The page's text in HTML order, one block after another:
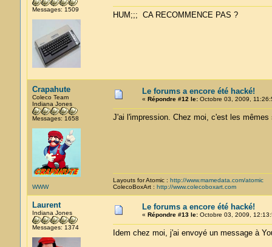
Messages: 1509
HUM;;; CA RECOMMENCE PAS ?
Crapahute
Coleco Team
Indiana Jones
Messages: 1658
WWW
Le forums a encore été hacké!
« Répondre #12 le:Octobre 03, 2009,
J'ai l'impression. Chez moi, c'est les mêmes
Layouts for Atomic : http://www.mamedata.com/atomic
ColecoBoxArt : http://www.colecoboxart.com
Laurent
Indiana Jones
Messages: 1374
Le forums a encore été hacké!
« Répondre #13 le:Octobre 03, 2009,
Idem chez moi, j'ai envoyé un message à